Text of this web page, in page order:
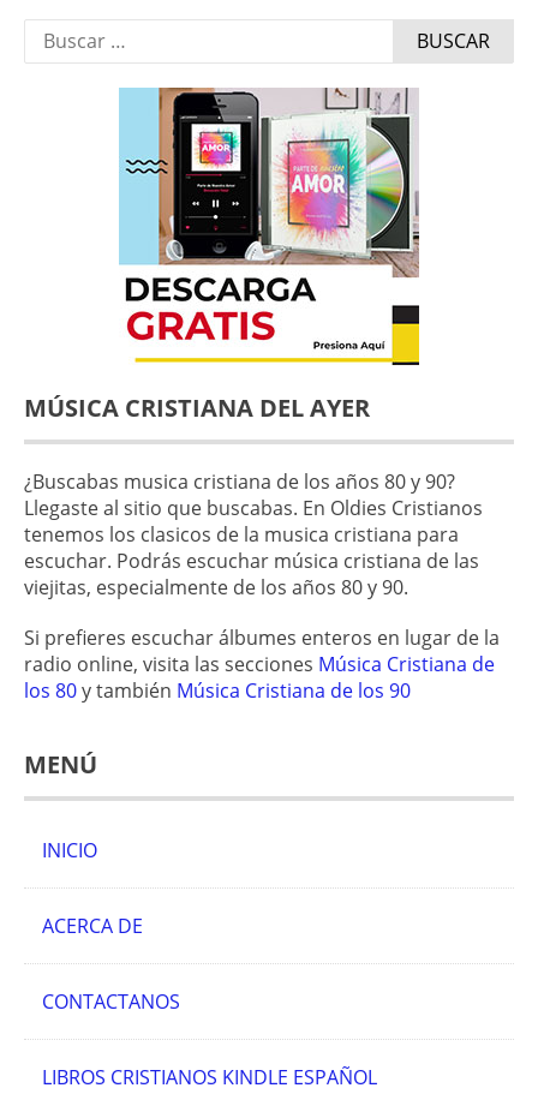
Buscar:
MÚSICA CRISTIANA DEL AYER
¿Buscabas musica cristiana de los años 80 y 90?
Llegaste al sitio que buscabas. En Oldies Cristianos
tenemos los clasicos de la musica cristiana para
escuchar. Podrás escuchar música cristiana de las
viejitas, especialmente de los años 80 y 90.
Si prefieres escuchar álbumes enteros en lugar de la
radio online, visita las secciones Música Cristiana de
los 80y también Música Cristiana de los 90
MENÚ
INICIO
ACERCA DE
CONTACTANOS
LIBROS CRISTIANOS KINDLE ESPAÑOL